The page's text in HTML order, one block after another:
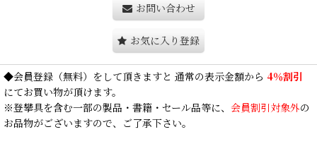
お問い合わせ
お気に入り登録
◆会員登録 （無料）をして頂きますと 通常の表示金額から 4％割引
にてお買い物が頂けます。
※登攀具を含む一部の製品・書籍・セール品等に、 会員割引対象外の
お品物がございますので、ご了承下さい。